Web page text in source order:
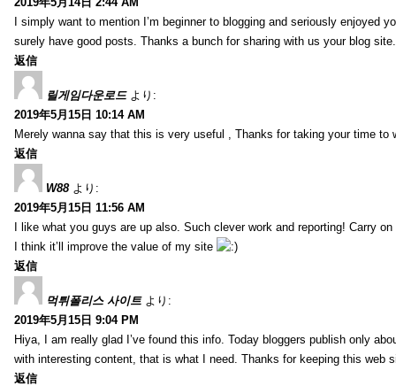
I simply want to mention I’m beginner to blogging and seriously enjoyed
surely have good posts. Thanks a bunch for sharing with us your blog site.
返信
릴게임다운로드 より:
2019年5月15日 10:14 AM
Merely wanna say that this is very useful , Thanks for taking your time to
返信
W88 より:
2019年5月15日 11:56 AM
I like what you guys are up also. Such clever work and reporting! Carry
I think it’ll improve the value of my site
返信
먹튀폴리스 사이트 より:
2019年5月15日 9:04 PM
Hiya, I am really glad I’ve found this info. Today bloggers publish only
with interesting content, that is what I need. Thanks for keeping this
返信